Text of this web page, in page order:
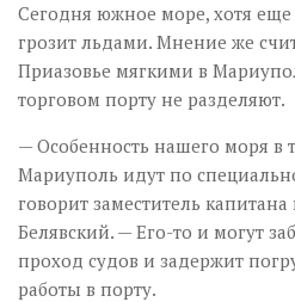
Сегодня южное море, хотя еще
грозит льдами. Мнение же
Приазовье мягкими в
торговом порту не разделяют.
— Особенность нашего моря в
Мариуполь идут по
говорит заместитель
Белявский. — Его-то и могут
проход судов и задержит
работы в порту.